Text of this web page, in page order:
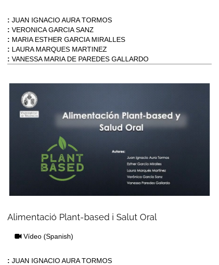
: JUAN IGNACIO AURA TORMOS
: VERONICA GARCIA SANZ
: MARIA ESTHER GARCIA MIRALLES
: LAURA MARQUES MARTINEZ
: VANESSA MARIA DE PAREDES GALLARDO
Alimentació Plant-based i Salut Oral
Vídeo (Spanish)
: JUAN IGNACIO AURA TORMOS